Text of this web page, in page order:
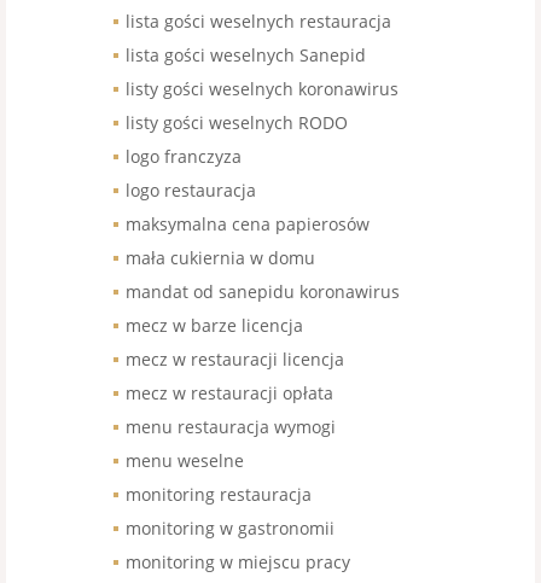
lista gości weselnych restauracja
lista gości weselnych Sanepid
listy gości weselnych koronawirus
listy gości weselnych RODO
logo franczyza
logo restauracja
maksymalna cena papierosów
mała cukiernia w domu
mandat od sanepidu koronawirus
mecz w barze licencja
mecz w restauracji licencja
mecz w restauracji opłata
menu restauracja wymogi
menu weselne
monitoring restauracja
monitoring w gastronomii
monitoring w miejscu pracy